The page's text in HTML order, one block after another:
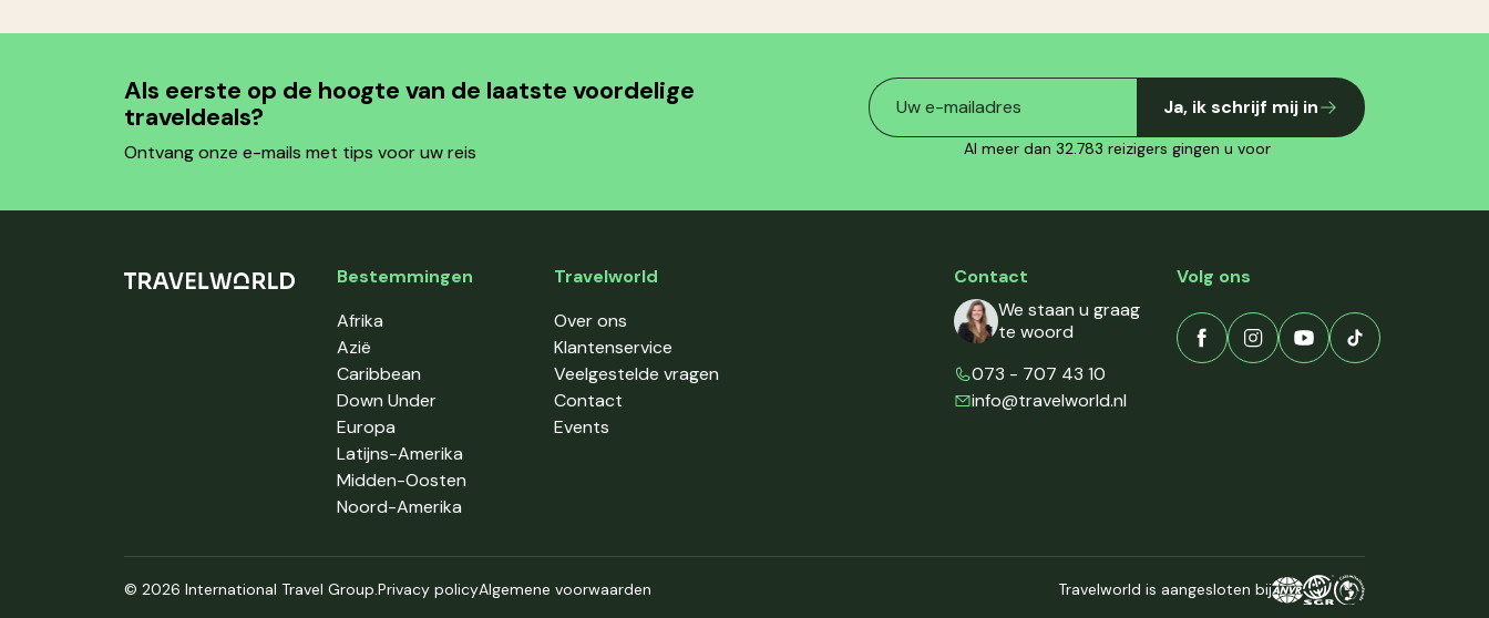
Als eerste op de hoogte van de laatste voordelige
traveldeals?
Ontvang onze e-mails met tips voor uw reis
Ja, ik schrijf mij in
Al meer dan 32.783 reizigers gingen u voor
Bestemmingen
Afrika
Azië
Caribbean
Down Under
Europa
Latijns-Amerika
Midden-Oosten
Noord-Amerika
Travelworld
Over ons
Klantenservice
Veelgestelde vragen
Contact
Events
Contact
We staan u graag
te woord
073 - 707 43 10
info@travelworld.nl
Volg ons
© 2026 International Travel Group.Privacy policyAlgemene voorwaarden Travelworld is aangesloten bij